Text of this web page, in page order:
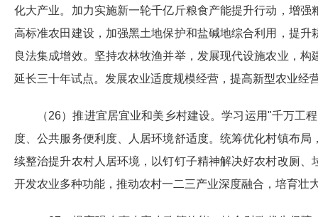
化大产业。加力实施新一轮千亿斤粮食产能提升行动，增
高标准农田建设，加强黑土地保护和盐碱地综合利用，提
良法集成增效。坚持农林牧渔并举，发展现代设施农业，
延长三十年试点。发展农业适度规模经营，提高新型农业
（26）推进宜居宜业和美乡村建设。学习运用"千万
度、公共服务便利度、人居环境舒适度。统筹优化村镇布
续整治提升农村人居环境，以钉钉子精神解决好农村改厕
开发农业多种功能，推动农村一二三产业深度融合，培育